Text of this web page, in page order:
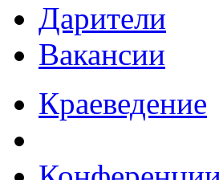
Дарители
Вакансии
Краеведение